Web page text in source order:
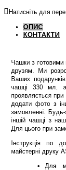
Натисніть для
ОПИС
КОНТАКТИ
Чашки з готовими
друзям. Ми
Ваших
чашці 330 мл.
проявляється при
додати фото з
замовленні.
іншій чашці з
Для цього при
Інструкція по
майстерні друку
Для